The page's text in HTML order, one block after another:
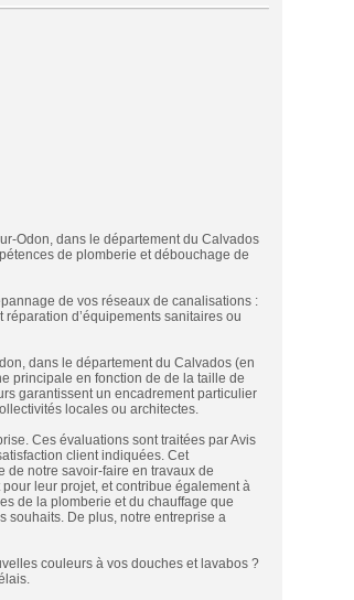
Odon, dans le département du Calvados
de plomberie et débouchage de
de vos réseaux de canalisations :
d’équipements sanitaires ou
dans le département du Calvados (en
principale en fonction de de la taille de
garantissent un encadrement particulier
locales ou architectes.
Ces évaluations sont traitées par Avis
client indiquées. Cet
de notre savoir-faire en travaux de
leur projet, et contribue également à
de la plomberie et du chauffage que
souhaits. De plus, notre entreprise a
couleurs à vos douches et lavabos ?